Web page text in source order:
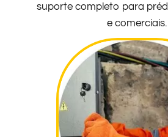
suporte completo para
e comerciais.